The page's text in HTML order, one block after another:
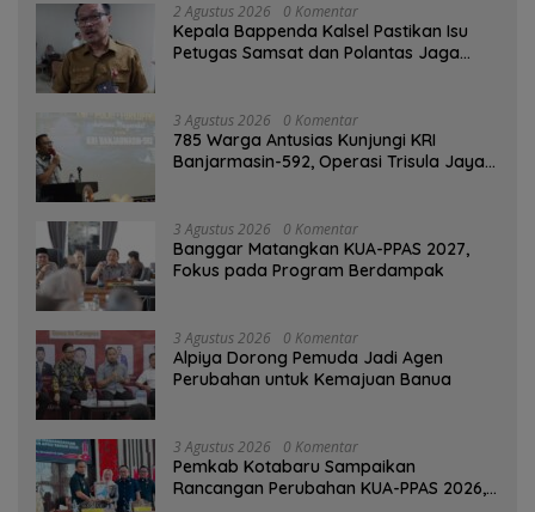
2 Agustus 2026 0 Komentar
Kepala Bappenda Kalsel Pastikan Isu
Petugas Samsat dan Polantas Jaga
3 Agustus 2026 0 Komentar
785 Warga Antusias Kunjungi KRI
Banjarmasin-592, Operasi Trisula Jaya
3 Agustus 2026 0 Komentar
‎Banggar Matangkan KUA-PPAS 2027,
Fokus pada Program Berdampak
3 Agustus 2026 0 Komentar
‎Alpiya Dorong Pemuda Jadi Agen
Perubahan untuk Kemajuan Banua ‎
3 Agustus 2026 0 Komentar
Pemkab Kotabaru Sampaikan
Rancangan Perubahan KUA-PPAS 2026,